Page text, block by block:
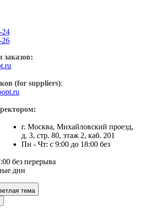
24
26
заказов:
(for suppliers):
г. Москва, Михайловский проезд,
д. 3, стр. 80, этаж 2, каб. 201
Пн - Чт: с 9:00 до 18:00 без
без перерыва
дни
тема